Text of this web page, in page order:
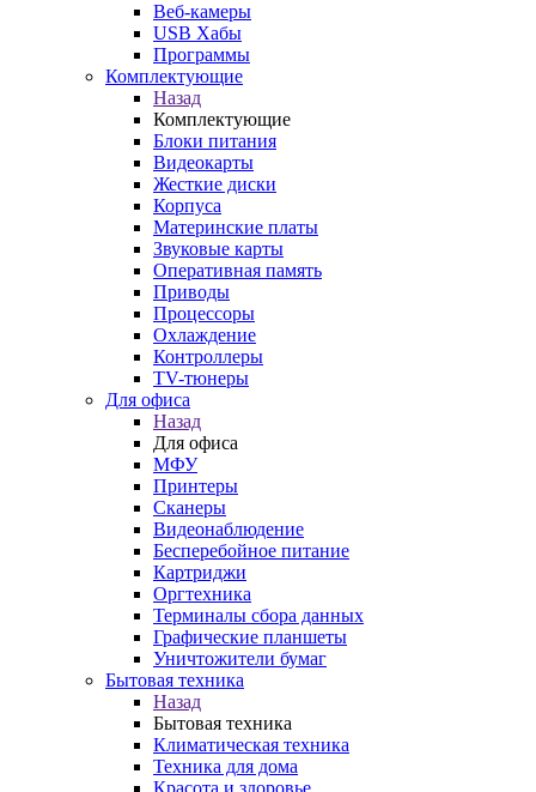
Веб-камеры
USB Хабы
Программы
Комплектующие
Назад
Комплектующие
Блоки питания
Видеокарты
Жесткие диски
Корпуса
Материнские платы
Звуковые карты
Оперативная память
Приводы
Процессоры
Охлаждение
Контроллеры
TV-тюнеры
Для офиса
Назад
Для офиса
МФУ
Принтеры
Сканеры
Видеонаблюдение
Бесперебойное питание
Картриджи
Оргтехника
Терминалы сбора данных
Графические планшеты
Уничтожители бумаг
Бытовая техника
Назад
Бытовая техника
Климатическая техника
Техника для дома
Красота и здоровье